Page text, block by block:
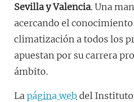
Sevilla y Valencia. Una
acercando el
climatización a todos los
apuestan por su carrera
ámbito.
Lapágina web del Instituto